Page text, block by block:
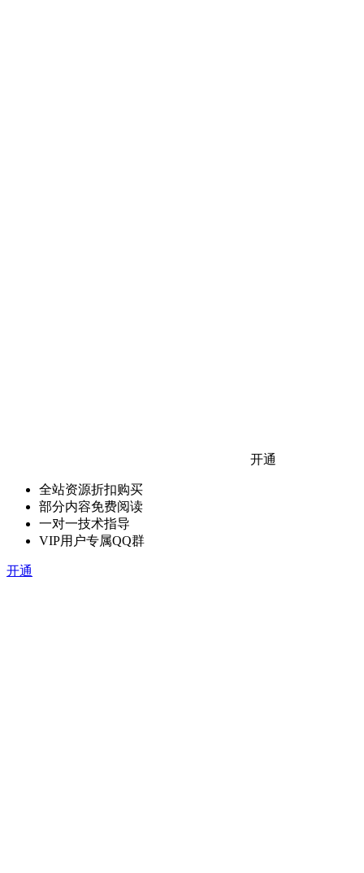
开通
全站资源折扣购买
部分内容免费阅读
一对一技术指导
VIP用户专属QQ群
开通